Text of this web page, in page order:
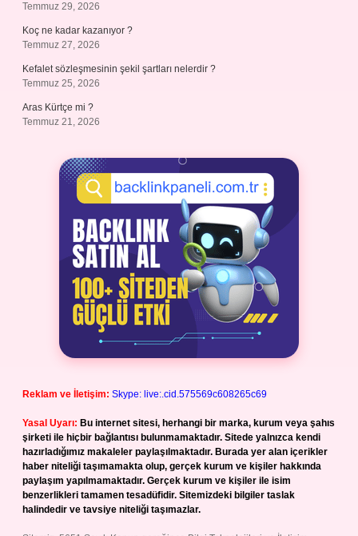
Temmuz 29, 2026
Koç ne kadar kazanıyor ?
Temmuz 27, 2026
Kefalet sözleşmesinin şekil şartları nelerdir ?
Temmuz 25, 2026
Aras Kürtçe mi ?
Temmuz 21, 2026
Reklam ve İletişim: Skype: live:.cid.575569c608265c69
Yasal Uyarı: Bu internet sitesi, herhangi bir marka, kurum veya şahıs
şirketi ile hiçbir bağlantısı bulunmamaktadır. Sitede yalnızca kendi
hazırladığımız makaleler paylaşılmaktadır. Burada yer alan içerikler
haber niteliği taşımamakta olup, gerçek kurum ve kişiler hakkında
paylaşım yapılmamaktadır. Gerçek kurum ve kişiler ile isim
benzerlikleri tamamen tesadüfidir. Sitemizdeki bilgiler taslak
halindedir ve tavsiye niteliği taşımazlar.